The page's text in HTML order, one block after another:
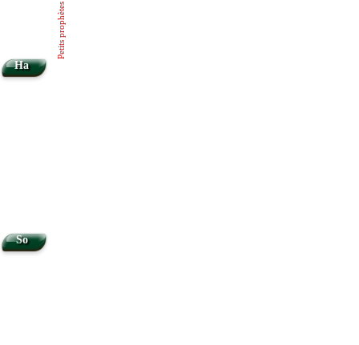
Ha
So
Petits prophètes